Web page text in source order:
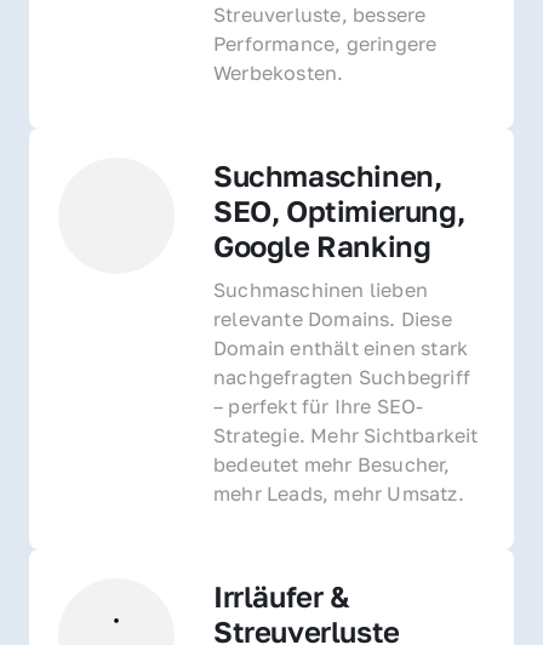
Streuverluste, bessere
Performance, geringere
Werbekosten.
Suchmaschinen,
SEO, Optimierung,
Google Ranking
Suchmaschinen lieben
relevante Domains. Diese
Domain enthält einen stark
nachgefragten Suchbegriff
– perfekt für Ihre SEO-
Strategie. Mehr Sichtbarkeit
bedeutet mehr Besucher,
mehr Leads, mehr Umsatz.
Irrläufer &
Streuverluste